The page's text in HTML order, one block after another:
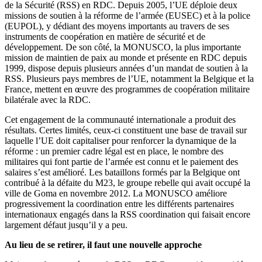
de la Sécurité (RSS) en RDC. Depuis 2005, l’UE déploie deux
missions de soutien à la réforme de l’armée (EUSEC) et à la police
(EUPOL), y dédiant des moyens importants au travers de ses
instruments de coopération en matière de sécurité et de
développement. De son côté, la MONUSCO, la plus importante
mission de maintien de paix au monde et présente en RDC depuis
1999, dispose depuis plusieurs années d’un mandat de soutien à la
RSS. Plusieurs pays membres de l’UE, notamment la Belgique et la
France, mettent en œuvre des programmes de coopération militaire
bilatérale avec la RDC.
Cet engagement de la communauté internationale a produit des
résultats. Certes limités, ceux-ci constituent une base de travail sur
laquelle l’UE doit capitaliser pour renforcer la dynamique de la
réforme : un premier cadre légal est en place, le nombre des
militaires qui font partie de l’armée est connu et le paiement des
salaires s’est amélioré. Les bataillons formés par la Belgique ont
contribué à la défaite du M23, le groupe rebelle qui avait occupé la
ville de Goma en novembre 2012. La MONUSCO améliore
progressivement la coordination entre les différents partenaires
internationaux engagés dans la RSS coordination qui faisait encore
largement défaut jusqu’il y a peu.
Au lieu de se retirer, il faut une nouvelle approche